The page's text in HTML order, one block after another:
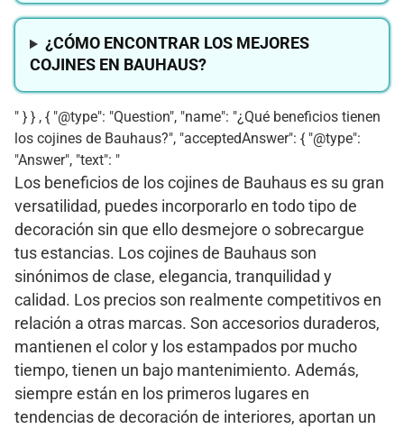
¿CÓMO ENCONTRAR LOS MEJORES
COJINES EN BAUHAUS?
" } } , { "@type": "Question", "name": "¿Qué beneficios tienen
los cojines de Bauhaus?", "acceptedAnswer": { "@type":
"Answer", "text": "
Los beneficios de los cojines de Bauhaus es su gran
versatilidad, puedes incorporarlo en todo tipo de
decoración sin que ello desmejore o sobrecargue
tus estancias. Los cojines de Bauhaus son
sinónimos de clase, elegancia, tranquilidad y
calidad. Los precios son realmente competitivos en
relación a otras marcas. Son accesorios duraderos,
mantienen el color y los estampados por mucho
tiempo, tienen un bajo mantenimiento. Además,
siempre están en los primeros lugares en
tendencias de decoración de interiores, aportan un